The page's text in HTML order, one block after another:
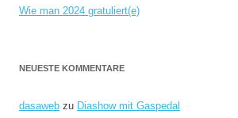
Wie man 2024 gratuliert(e)
NEUESTE KOMMENTARE
dasaweb zu Diashow mit Gaspedal